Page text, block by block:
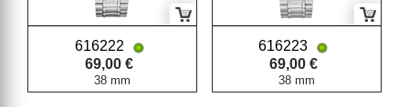
616222
69,00 €
38 mm
616223
69,00 €
38 mm